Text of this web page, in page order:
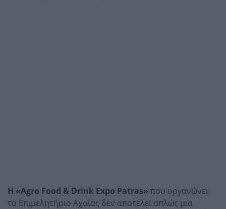
Η «Agro Food & Drink Expo Patras» που οργανώνει
το Επιμελητήριο Αχαΐας δεν αποτελεί απλώς μια